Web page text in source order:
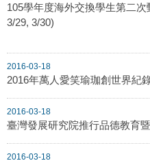
105學年度海外交換學生第二
3/29, 3/30)
2016-03-18
2016年萬人愛笑瑜珈創世界紀
2016-03-18
臺灣發展研究院推行品德教育
2016-03-18